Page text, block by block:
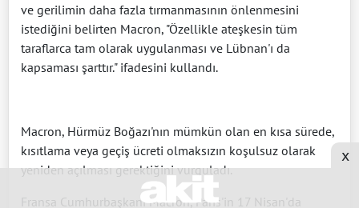
ve gerilimin daha fazla tırmanmasının önlenmesini
istediğini belirten Macron, "Özellikle ateşkesin tüm
taraflarca tam olarak uygulanması ve Lübnan'ı da
kapsaması şarttır." ifadesini kullandı.
Macron, Hürmüz Boğazı'nın mümkün olan en kısa sürede,
kısıtlama veya geçiş ücreti olmaksızın koşulsuz olarak
yeniden açılması gerektiğini vurguladı.
Fransa Cumhurbaşkanı Macron, Paris'in 17 Nisan'da
x